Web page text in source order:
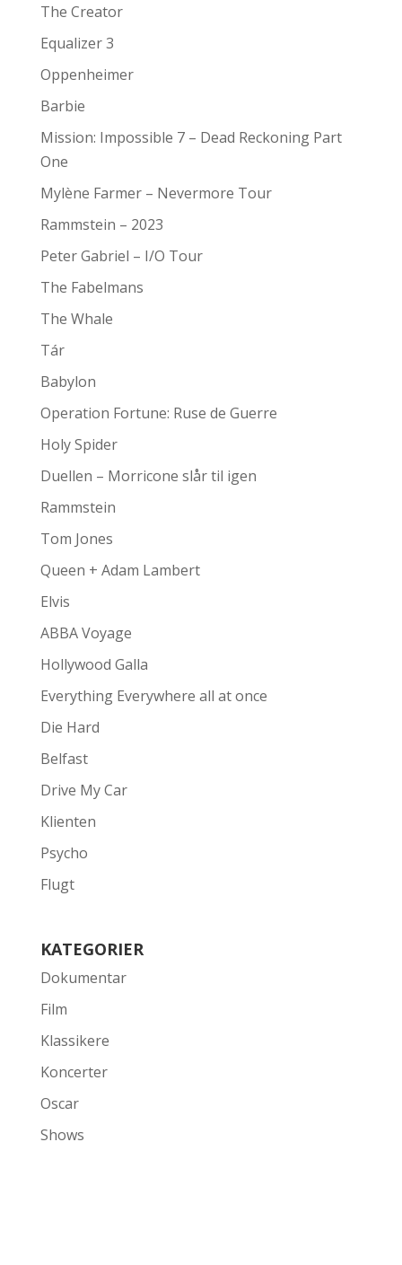
The Creator
Equalizer 3
Oppenheimer
Barbie
Mission: Impossible 7 – Dead Reckoning Part
One
Mylène Farmer – Nevermore Tour
Rammstein – 2023
Peter Gabriel – I/O Tour
The Fabelmans
The Whale
Tár
Babylon
Operation Fortune: Ruse de Guerre
Holy Spider
Duellen – Morricone slår til igen
Rammstein
Tom Jones
Queen + Adam Lambert
Elvis
ABBA Voyage
Hollywood Galla
Everything Everywhere all at once
Die Hard
Belfast
Drive My Car
Klienten
Psycho
Flugt
KATEGORIER
Dokumentar
Film
Klassikere
Koncerter
Oscar
Shows